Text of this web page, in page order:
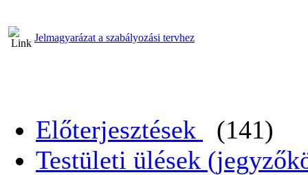
Jelmagyarázat a szabályozási tervhez
Előterjesztések
(141)
Testületi ülések